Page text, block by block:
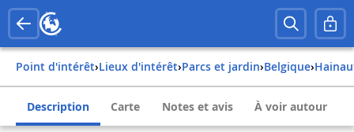
Point d'intérêt› Lieux d'intérêt› Parcs et jardin› belgique›
Description Carte Notes et avis À voir autour